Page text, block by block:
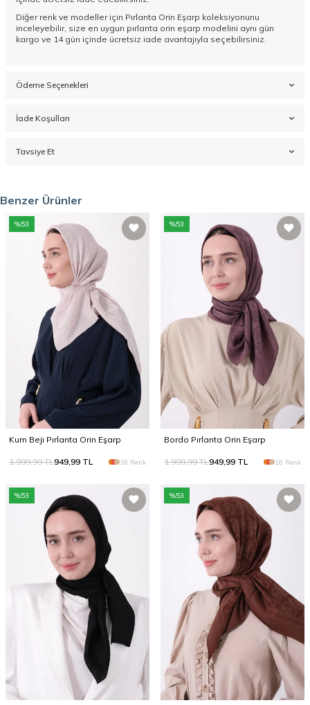
Diğer renk ve modeller için Pırlanta Orin Eşarp koleksiyonunu
inceleyebilir, size en uygun pırlanta orin eşarp modelini aynı gün
kargo ve 14 gün içinde ücretsiz iade avantajıyla seçebilirsiniz.
Ödeme Seçenekleri
İade Koşulları
Tavsiye Et
Benzer Ürünler
%53
Kum Beji Pırlanta Orin Eşarp
1.999,99TL949,99 TL 16 Renk
%53
Bordo Pırlanta Orin Eşarp
1.999,99TL949,99 TL 16 Renk
%53 %53